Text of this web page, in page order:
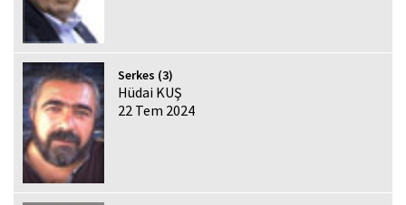
Serkes (3)
Hüdai KUŞ
22 Tem 2024